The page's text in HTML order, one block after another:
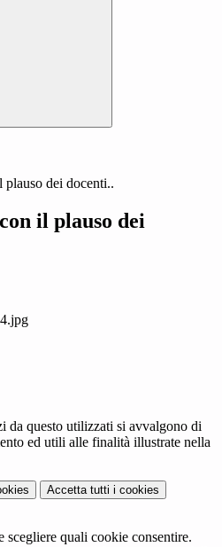
dei docenti..
il plauso dei
da questo utilizzati si avvalgono di
ed utili alle finalità illustrate nella
Accetta tutti i cookies
scegliere quali cookie consentire.